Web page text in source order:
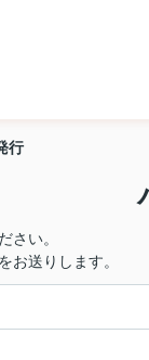
行
さい。
お送りします。